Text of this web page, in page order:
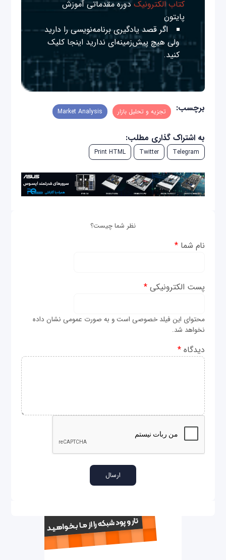
کتاب الکترونیک دوره مقدماتی آموزش
پایتون
اگر قصد یادگیری برنامه‌نویسی را دارید
ولی هیچ پیش‌زمینه‌ای نداریداینجا کلیک
کنید.
برچسب: تجزیه و تحلیل بازار Market Analysis
به اشتراک گذاری مطلب:
Telegram
Twitter
Print HTML
نظر شما چیست؟
نام شما*
پست الکترونیکی*
محتوای این فیلد خصوصی است و به صورت عمومی نشان داده
نخواهد شد.
دیدگاه*